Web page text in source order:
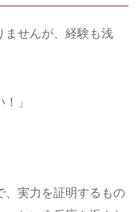
ませんが、経験も浅
」
、実力を証明するもの